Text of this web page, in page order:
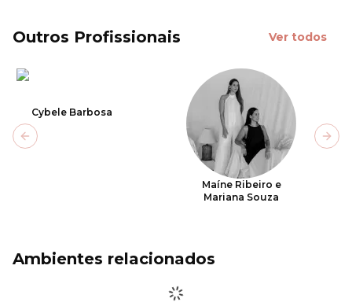
Outros Profissionais Ver todos
Cybele Barbosa
Maíne Ribeiro e
Mariana Souza
Previous slide
Ambientes relacionados